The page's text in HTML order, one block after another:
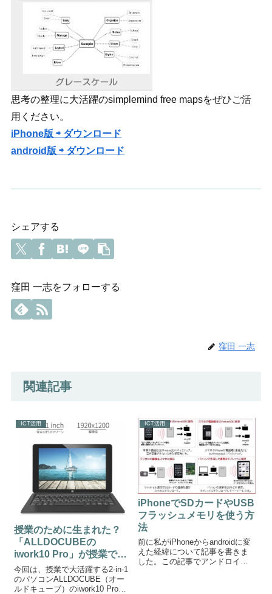
思考の整理に大活躍のsimplemind free mapsをぜひご活
用ください。
iPhone版 ⇨ ダウンロード
android版 ⇨ ダウンロード
シェアする
窪田 一志をフォローする
窪田 一志
関連記事
ICT活用
授業のために生まれた？
「ALLDOCUBEの
iwork10 Pro」が授業で大
活躍！
今回は、授業で大活躍する2-in-1
のパソコンALLDOCUBE（オー
ルドキューブ）のiwork10 Proを
ICT活用
iPhoneでSDカードやUSB
フラッシュメモリを使う方
法
前に私がiPhoneからandroidに変
えた経緯について記事を書きま
した。この記事でアンドロイド